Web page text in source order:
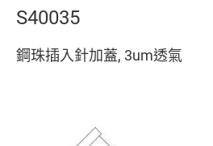
S40035
鋼珠插入針加蓋, 3um透氣
有關宇仁
產品分類